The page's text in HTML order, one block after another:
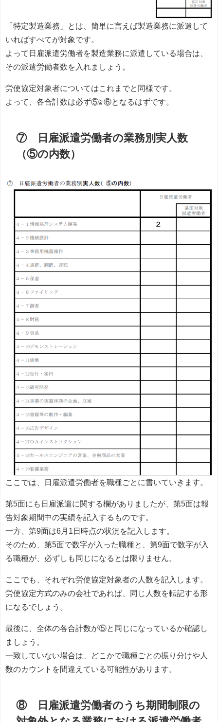
「特定製造業務」とは、簡単に言えば製造業務に派遣して
いればすべてが対象です。
よって日雇派遣労働者を製造業務に派遣している場合は、
その派遣労働者数を入れましょう。
労使協定対象者についてはこれまでと同様です。
よって、各合計数は必ず⑤≧⑥となるはずです。
⑦ 日雇派遣労働者の業務別実人数
（⑤の内数）
ここでは、日雇派遣労働者を職種ごとに書いていきます。
第5面にも日雇派遣に関する欄がありましたが、第5面は報
告対象期間中の実績を記入するものです。
一方、第9面は6月1日時点の状況を記入します。
そのため、第5面で数字が入った職種と、第9面で数字が入
る職種が、必ずしも同じになるとは限りません。
ここでも、それぞれ労使協定対象者の人数を記入します。
労使協定方式のみの会社であれば、同じ人数を転記する形
になるでしょう。
最後に、全体の各合計数が⑤と同じになっているか確認し
ましょう。
一致していない場合は、どこかで職種ごとの振り分けや人
数のカウントを間違えている可能性があります。
⑧ 日雇派遣労働者のうち期間制限の